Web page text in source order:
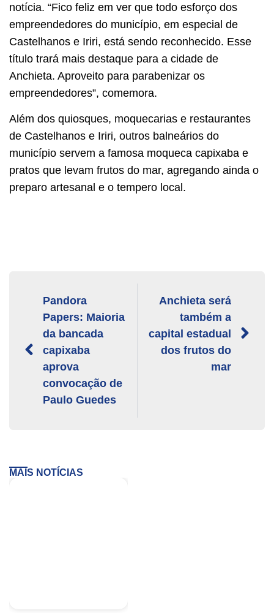
notícia. “Fico feliz em ver que todo esforço dos
empreendedores do município, em especial de
Castelhanos e Iriri, está sendo reconhecido. Esse
título trará mais destaque para a cidade de
Anchieta. Aproveito para parabenizar os
empreendedores”, comemora.
Além dos quiosques, moquecarias e restaurantes
de Castelhanos e Iriri, outros balneários do
município servem a famosa moqueca capixaba e
pratos que levam frutos do mar, agregando ainda o
preparo artesanal e o tempero local.
Pandora
Papers: Maioria
da bancada
capixaba
aprova
convocação de
Paulo Guedes
Anchieta será
também a
capital estadual
dos frutos do
mar
MAIS NOTÍCIAS